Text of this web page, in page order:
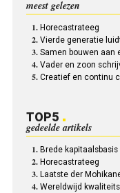
meest gelezen
Horecastrateeg
Vierde generatie
Samen bouwen aan
Vader en zoon
Creatief en continu
TOP5
gedeelde artikels
Brede
Horecastrateeg
Laatste der
Wereldwijd